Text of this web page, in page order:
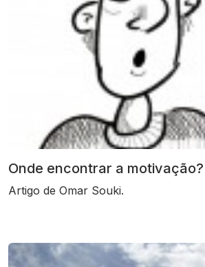
Onde encontrar a motivação?
Artigo de Omar Souki.